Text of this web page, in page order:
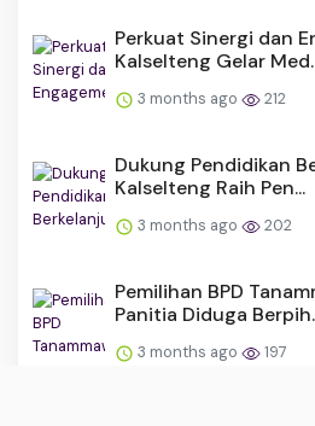
Perkuat Sinergi dan
Kalselteng Gelar
3 months ago 212
Dukung Pendidikan
Kalselteng Raih Pen...
3 months ago 202
Pemilihan BPD
Panitia Diduga
3 months ago 197